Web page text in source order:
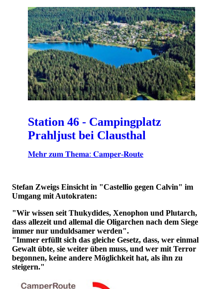
Station 46 - Campingplatz
Prahljust bei Clausthal
𝐌𝐞𝐡𝐫 𝐳𝐮𝐦 𝐓𝐡𝐞𝐦𝐚: 𝐂𝐚𝐦𝐩𝐞𝐫-𝐑𝐨𝐮𝐭𝐞
Stefan Zweigs Einsicht in "Castellio gegen Calvin" im
Umgang mit Autokraten:
"Wir wissen seit Thukydides, Xenophon und Plutarch,
dass allezeit und allemal die Oligarchen nach dem Siege
immer nur unduldsamer werden".
"Immer erfüllt sich das gleiche Gesetz, dass, wer einmal
Gewalt übte, sie weiter üben muss, und wer mit Terror
begonnen, keine andere Möglichkeit hat, als ihn zu
steigern."